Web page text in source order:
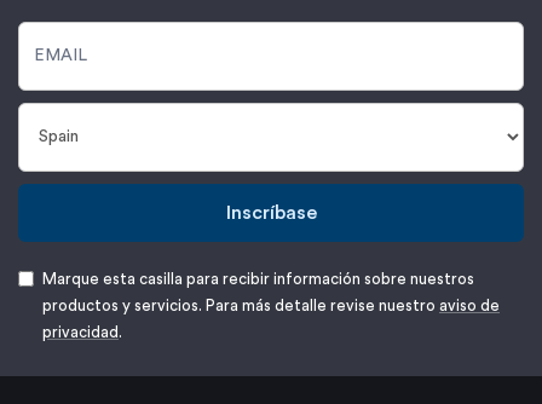
Inscríbase
Marque esta casilla para recibir información sobre nuestros
productos y servicios. Para más detalle revise nuestro aviso de
privacidad .